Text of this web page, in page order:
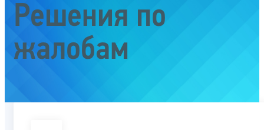
Решения по
жалобам